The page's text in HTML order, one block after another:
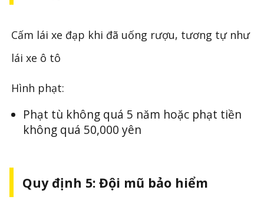
Cấm lái xe đạp khi đã uống rượu, tương tự như
lái xe ô tô
Hình phạt:
Phạt tù không quá 5 năm hoặc phạt tiền
không quá 50,000 yên
Quy định 5: Đội mũ bảo hiểm